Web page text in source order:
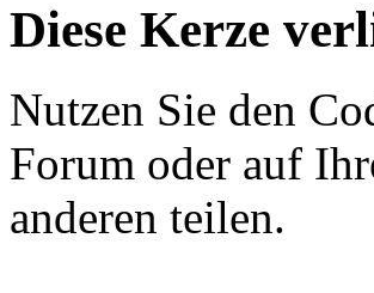
Diese Kerze
Nutzen Sie den
Forum oder auf
anderen teilen.